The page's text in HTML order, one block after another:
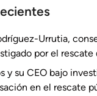
Urrutia,
por el rescate
y su CEO bajo
en el rescate